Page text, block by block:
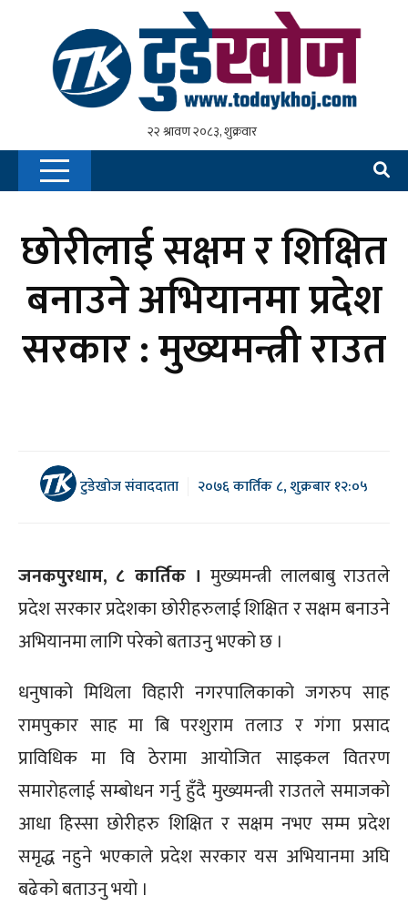
छोरीलाई सक्षम र शिक्षित
बनाउने अभियानमा प्रदेश
सरकार : मुख्यमन्त्री राउत
टुडेखोज संवाददाता २०७६ कार्तिक ८, शुक्रबार १२:०५
जनकपुरधाम, ८ कार्तिक । मुख्यमन्त्री लालबाबु राउतले
प्रदेश सरकार प्रदेशका छोरीहरुलाई शिक्षित र सक्षम बनाउने
अभियानमा लागि परेको बताउनु भएको छ ।
धनुषाको मिथिला विहारी नगरपालिकाको जगरुप साह
रामपुकार साह मा बि परशुराम तलाउ र गंगा प्रसाद
प्राविधिक मा वि ठेरामा आयोजित साइकल वितरण
समारोहलाई सम्बोधन गर्नु हुँदै मुख्यमन्त्री राउतले समाजको
आधा हिस्सा छोरीहरु शिक्षित र सक्षम नभए सम्म प्रदेश
समृद्ध नहुने भएकाले प्रदेश सरकार यस अभियानमा अघि
बढेको बताउनु भयो ।